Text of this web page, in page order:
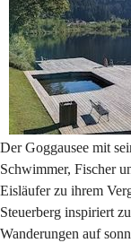
Der Goggausee mit
Schwimmer, Fischer
Eisläufer zu ihrem
Steuerberg inspiriert
Wanderungen auf